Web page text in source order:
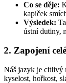
Co se děje:
kapiček
Výsledek:
ústní dutiny,
2. Zapojení
Náš jazyk je citlivý
kyselost, hořkost,